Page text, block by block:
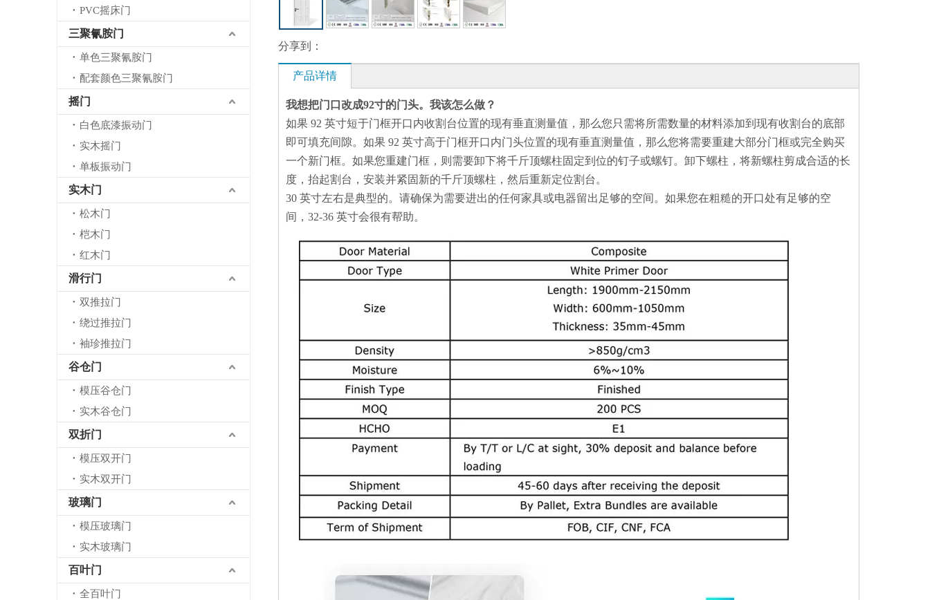
PVC摇床门
三聚氰胺门
单色三聚氰胺门
配套颜色三聚氰胺门
摇门
白色底漆振动门
实木摇门
单板振动门
实木门
松木门
桤木门
红木门
滑行门
双推拉门
绕过推拉门
袖珍推拉门
谷仓门
模压谷仓门
实木谷仓门
双折门
模压双开门
实木双开门
玻璃门
模压玻璃门
实木玻璃门
百叶门
全百叶门
分享到：
产品详情
我想把门口改成92寸的门头。我该怎么做？
如果 92 英寸短于门框开口内收割台位置的现有垂直测量值，那么您只需将所需数量的材料添加到现有收割台的底部
即可填充间隙。如果 92 英寸高于门框开口内门头位置的现有垂直测量值，那么您将需要重建大部分门框或完全购买
一个新门框。如果您重建门框，则需要卸下将千斤顶螺柱固定到位的钉子或螺钉。卸下螺柱，将新螺柱剪成合适的长
度，抬起割台，安装并紧固新的千斤顶螺柱，然后重新定位割台。
30 英寸左右是典型的。请确保为需要进出的任何家具或电器留出足够的空间。如果您在粗糙的开口处有足够的空
间，32-36 英寸会很有帮助。